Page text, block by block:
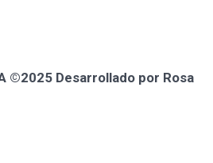
©2025 Desarrollado por Rosa